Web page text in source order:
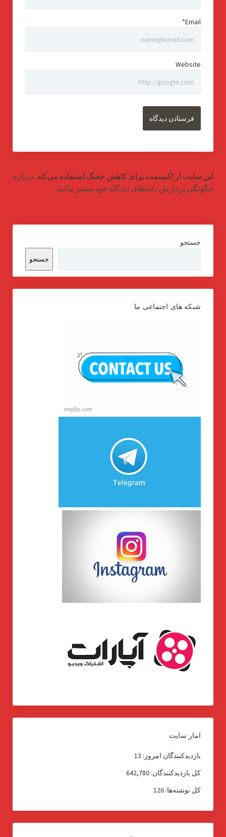
Email*
Website
این سایت از اکیسمت برای کاهش جفنگ استفاده می‌کند. درباره
چگونگی پردازش داده‌های دیدگاه خود بیشتر بدانید.
جستجو
جستجو
شبکه های اجتماعی ما
امار سایت
بازدیدکنندگان امروز: 13
کل بازدیدکنند‌گان: 642,780
کل نوشته‌ها: 126